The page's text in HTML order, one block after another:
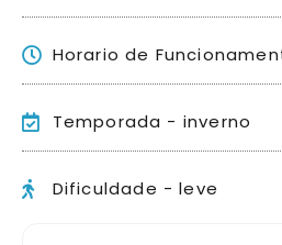
Horario de
Temporada - inverno
Dificuldade - leve